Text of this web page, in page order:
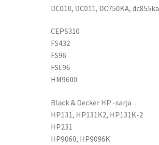
DC010, DC011, DC750KA, dc855ka
CEPS310
FS432
FS96
FSL96
HM9600
Black & Decker HP -sarja
HP131, HP131K2, HP131K-2
HP231
HP9060, HP9096K